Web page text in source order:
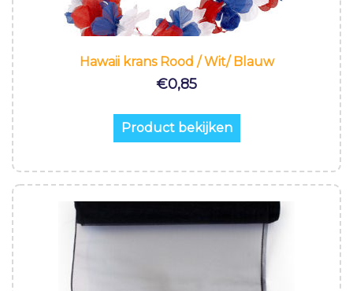
Hawaii krans Rood / Wit/ Blauw
€0,85
Product bekijken